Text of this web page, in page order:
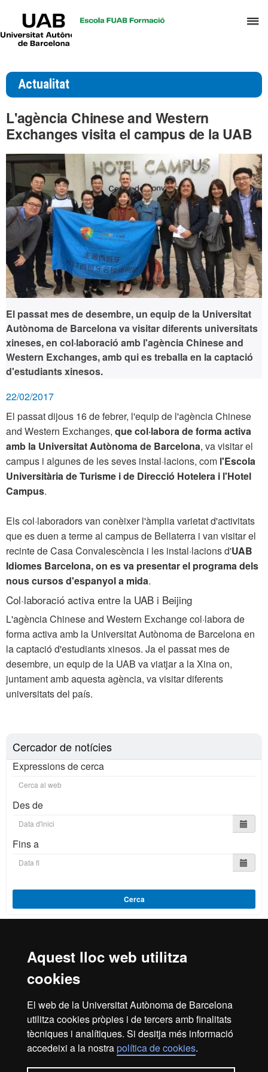
Aquest lloc web utilitza
cookies
El web de la Universitat Autònoma de Barcelona
utilitza cookies pròpies i de tercers amb finalitats
tècniques i analítiques. Si desitja més informació
accedeixi a la nostrapolítica de cookies.
el
Universitat
Actualitat
L'agència Chinese and Western
Exchanges visita el campus de la UAB
El passat mes de desembre, un equip de la Universitat
Autònoma de Barcelona va visitar diferents universitats
xineses, en col·laboració amb l'agència Chinese and
Western Exchanges, amb qui es treballa en la captació
d'estudiants xinesos.
22/02/2017
El passat dijous 16 de febrer, l'equip de l'agència Chinese
and Western Exchanges, que col·labora de forma activa
amb la Universitat Autònoma de Barcelona, va visitar el
campus i algunes de les seves instal·lacions, com l'Escola
Universitària de Turisme i de Direcció Hotelera i l'Hotel
Campus.
Els col·laboradors van conèixer l'àmplia varietat d'activitats
que es duen a terme al campus de Bellaterra i van visitar el
recinte de Casa Convalescència i les instal·lacions d'UAB
Idiomes Barcelona, on es va presentar el programa dels
nous cursos d'espanyol a mida.
Col·laboració activa entre la UAB i Beijing
L'agència Chinese and Western Exchange col·labora de
forma activa amb la Universitat Autònoma de Barcelona en
la captació d'estudiants xinesos. Ja el passat mes de
desembre, un equip de la UAB va viatjar a la Xina on,
juntament amb aquesta agència, va visitar diferents
universitats del país.
Cercador de notícies
Expressions de cerca
Des de
Fins a
Cerca
Reconeixement internacional de l'excel·lència
HR
Inici Avís legal
Política de privacitat
Protecció de dades Sobre el web